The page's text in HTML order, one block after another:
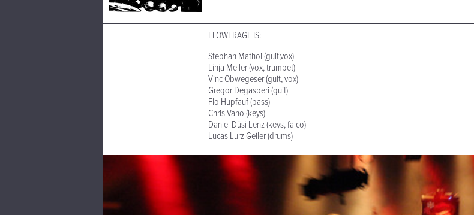
FLOWERAGE IS:
Stephan Mathoi (guit,vox)
Linja Meller (vox, trumpet)
Vinc Obwegeser (guit, vox)
Gregor Degasperi (guit)
Flo Hupfauf (bass)
Chris Vano (keys)
Daniel Düsi Lenz (keys, falco)
Lucas Lurz Geiler (drums)